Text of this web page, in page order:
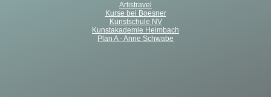
Artistravel
Kurse bei Boesner
Kunstschule NV
Kunstakademie Heimbach
Plan A - Anne Schwabe